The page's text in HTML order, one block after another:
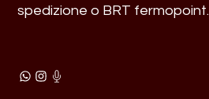
spedizione o BRT fermopoint.